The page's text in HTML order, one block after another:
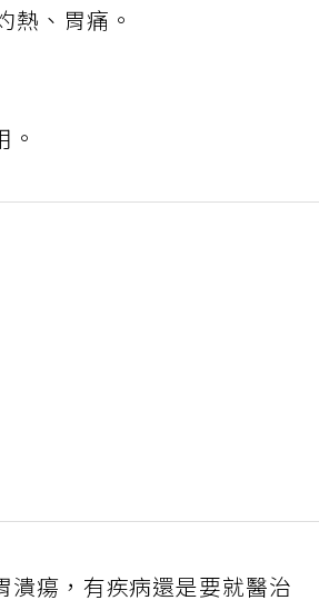
熱、胃痛。
瘍，有疾病還是要就醫治